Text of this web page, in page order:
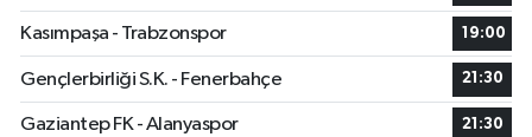
Kasımpaşa - Trabzonspor 19:00
Gençlerbirliği S.K. - Fenerbahçe 21:30
Gaziantep FK - Alanyaspor 21:30